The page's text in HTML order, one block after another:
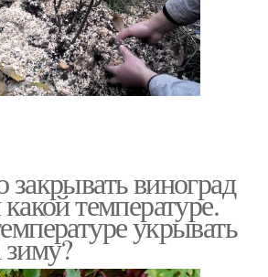
виноград
температуре.
укрывать